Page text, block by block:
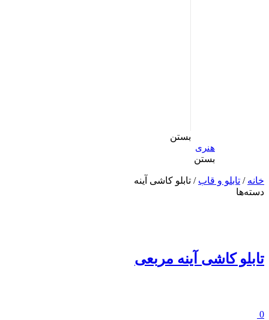
بستن
هنری
بستن
خانه / تابلو و قاب / تابلو کاشی آینه
دسته‌ها
تابلو کاشی آینه مربعی
0